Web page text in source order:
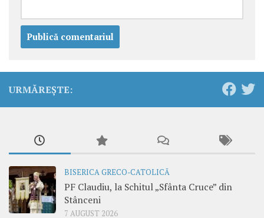
URMĂREȘTE:
BISERICA GRECO-CATOLICĂ
PF Claudiu, la Schitul „Sfânta Cruce” din
Stânceni
7 AUGUST 2026